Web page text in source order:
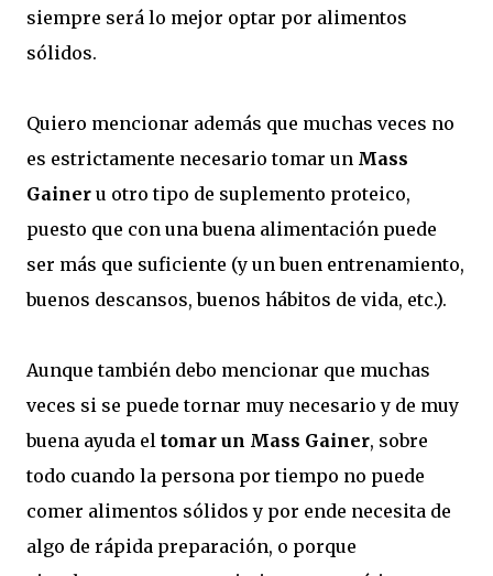
siempre será lo mejor optar por alimentos
sólidos.
Quiero mencionar además que muchas veces no
es estrictamente necesario tomar un Mass
Gainer u otro tipo de suplemento proteico,
puesto que con una buena alimentación puede
ser más que suficiente (y un buen entrenamiento,
buenos descansos, buenos hábitos de vida, etc.).
Aunque también debo mencionar que muchas
veces si se puede tornar muy necesario y de muy
buena ayuda el tomar un Mass Gainer, sobre
todo cuando la persona por tiempo no puede
comer alimentos sólidos y por ende necesita de
algo de rápida preparación, o porque